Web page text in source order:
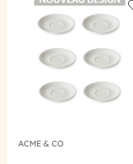
ACME & CO